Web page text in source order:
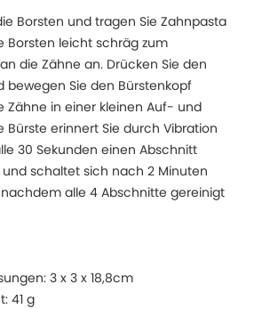
Borsten und tragen Sie Zahnpasta
Borsten leicht schräg zum
die Zähne an. Drücken Sie den
bewegen Sie den Bürstenkopf
Zähne in einer kleinen Auf- und
Bürste erinnert Sie durch Vibration
30 Sekunden einen Abschnitt
schaltet sich nach 2 Minuten
alle 4 Abschnitte gereinigt
3 x 3 x 18,8cm
41 g